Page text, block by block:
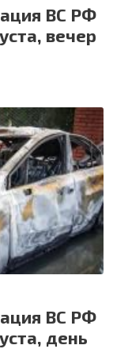
ВС РФ
вечер
ВС РФ
день